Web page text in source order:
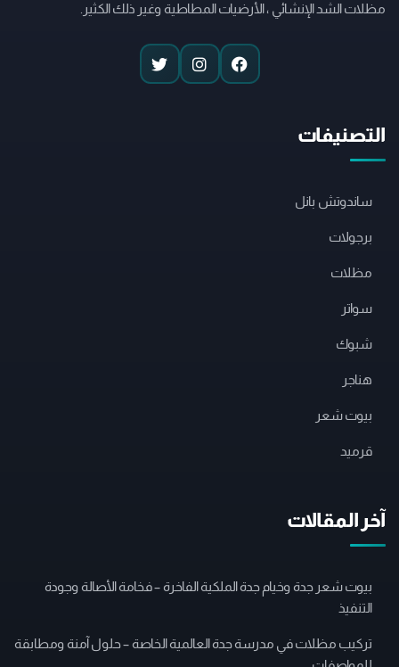
مظلات الشد الإنشائي ، الأرضيات المطاطية وغير ذلك الكثير.
التصنيفات
ساندوتش بانل
برجولات
مظلات
سواتر
شبوك
هناجر
بيوت شعر
قرميد
آخر المقالات
بيوت شعر جدة وخيام جدة الملكية الفاخرة – فخامة الأصالة وجودة
التنفيذ
تركيب مظلات في مدرسة جدة العالمية الخاصة – حلول آمنة ومطابقة